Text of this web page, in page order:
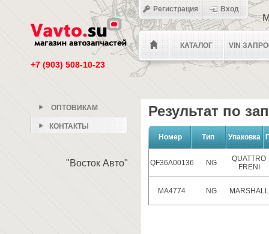
+7 (903) 508-10-23
КАТАЛОГ VIN
Регистрация Вход
Результат по
Номер Тип Упаковка
QF36A00136 NG
QUATTRO
FRENI
MA4774 NG MARSHALL
ОПТОВИКАМ
КОНТАКТЫ
"Восток Авто"